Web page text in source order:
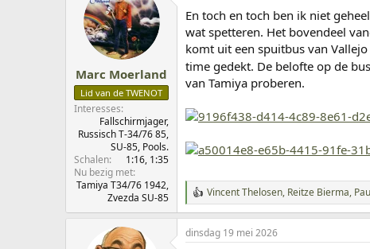
e
r
n
g
e
:
Marc Moerland
Lid van de TWENOT
Interesses
Fallschirmjager,
Russisch T-34/76 85,
SU-85, Pools.
Schalen
1:16 1:35
Nu bezig met
Tamiya T34/76 1942,
Zvezda SU-85
En toch en toch ben ik niet
wat spetteren. Het bovendeel
komt uit een spuitbus van
time gedekt. De belofte op de
van Tamiya proberen.
W
a
a
r
Vincent Thelosen, Reitze Bierma,
dinsdag 19 mei 2026